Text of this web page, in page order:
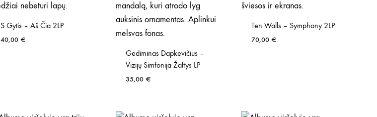
S Gytis – Aš Čia 2LP
40,00 €
Gediminas Dapkevičius –
Vizijų Simfonija Žaltys LP
35,00€
Ten Walls – Symphony 2LP
70,00€